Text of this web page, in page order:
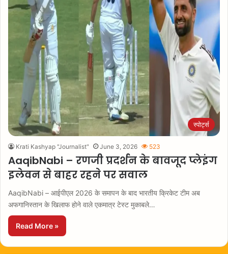
स्पोर्ट्स
Krati Kashyap "Journalist" June 3, 2026 523
AaqibNabi – रणजी प्रदर्शन के बावजूद प्लेइंग
इलेवन से बाहर रहने पर सवाल
AaqibNabi – आईपीएल 2026 के समापन के बाद भारतीय क्रिकेट टीम अब
अफगानिस्तान के खिलाफ होने वाले एकमात्र टेस्ट मुकाबले…
Read More »